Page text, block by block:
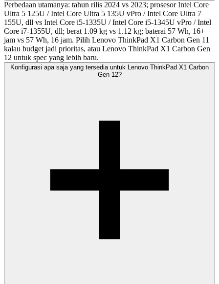
Perbedaan utamanya: tahun rilis 2024 vs 2023; prosesor Intel Core
Ultra 5 125U / Intel Core Ultra 5 135U vPro / Intel Core Ultra 7
155U, dll vs Intel Core i5-1335U / Intel Core i5-1345U vPro / Intel
Core i7-1355U, dll; berat 1.09 kg vs 1.12 kg; baterai 57 Wh, 16+
jam vs 57 Wh, 16 jam. Pilih Lenovo ThinkPad X1 Carbon Gen 11
kalau budget jadi prioritas, atau Lenovo ThinkPad X1 Carbon Gen
12 untuk spec yang lebih baru.
Konfigurasi apa saja yang tersedia untuk Lenovo ThinkPad X1 Carbon
Gen 12?